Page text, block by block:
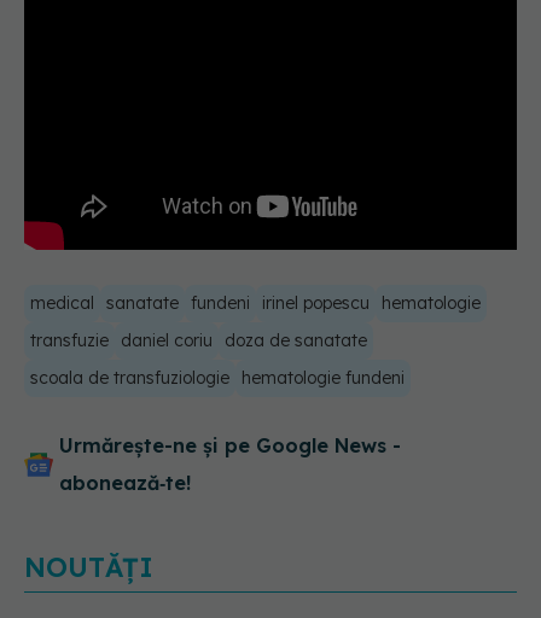
medical sanatate fundeni irinel popescu
hematologie
transfuzie
daniel coriu
doza de sanatate
scoala de transfuziologie
hematologie fundeni
Urmărește-ne și pe Google News -
abonează‑te!
NOUTĂȚI